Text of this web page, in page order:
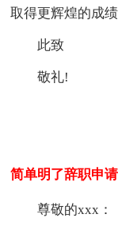
取得更辉煌的成
此致
敬礼!
简单明了辞职申
尊敬的xxx：